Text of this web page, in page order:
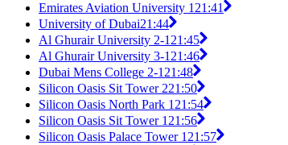
Emirates Aviation University 1 21:41
University of Dubai21:44
Al Ghurair University 2-1 21:45
Al Ghurair University 3-1 21:46
Dubai Mens College 2-1 21:48
Silicon Oasis Sit Tower 221:50
Silicon Oasis North Park 1 21:54
Silicon Oasis Sit Tower 1 21:56
Silicon Oasis Palace Tower 1 21:57